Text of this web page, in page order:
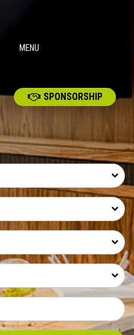
MENU
SPONSORSHIP